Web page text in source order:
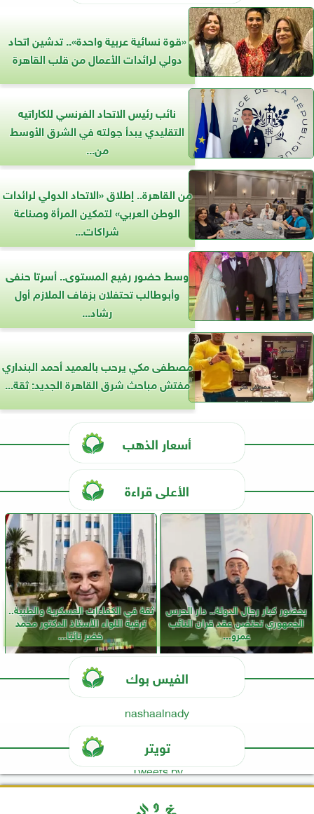
«قوة نسائية عربية واحدة».. تدشين اتحاد
دولي لرائدات الأعمال من قلب القاهرة
نائب رئيس الاتحاد الفرنسي للكاراتيه
التقليدي يبدأ جولته في الشرق الأوسط
من...
من القاهرة.. إطلاق «الاتحاد الدولي لرائدات
الوطن العربي» لتمكين المرأة وصناعة
شراكات...
وسط حضور رفيع المستوى.. أسرتا حنفى
وأبوطالب تحتفلان بزفاف الملازم أول
رشاد...
مصطفى مكي يرحب بالعميد أحمد البنداري
مفتش مباحث شرق القاهرة الجديد: ثقة...
أسعار الذهب
الأعلى قراءة
بحضور كبار رجال الدولة.. دار الحرس
الجمهوري تحتضن عقد قران النائب
عمرو...
ثقة في الكفاءات العسكرية والطبية..
ترقية اللواء الأستاذ الدكتور محمد
خضر نائبًا...
الفيس بوك
nashaalnady
تويتر
Tweets by